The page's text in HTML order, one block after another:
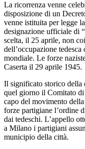
La ricorrenza venne
disposizione di un
venne istituita per legge
designazione ufficiale di
scelta, il 25 aprile, non
dell’occupazione
mondiale. Le forze
Caserta il 29 aprile 1945.
Il significato storico della
quel giorno il Comitato
capo del movimento
forze partigiane l’ordine
dai tedeschi. L’appello
a Milano i partigiani
municipio della città.